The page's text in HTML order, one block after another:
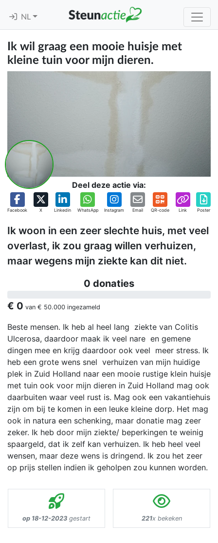
NL
Ik wil graag een mooie huisje met
kleine tuin voor mijn dieren.
Deel deze actie via:
Facebook X Linkedin WhatsApp Instagram Email QR-code Link Poster
Ik woon in een zeer slechte huis, met veel
overlast, ik zou graag willen verhuizen,
maar wegens mijn ziekte kan dit niet.
0 donaties
€ 0 van € 50.000 ingezameld
Beste mensen. Ik heb al heel lang ziekte van Colitis
Ulcerosa, daardoor maak ik veel nare en gemene
dingen mee en krijg daardoor ook veel meer stress. Ik
heb een grote wens snel verhuizen van mijn huidige
plek in Zuid Holland naar een mooie rustige klein huisje
met tuin ook voor mijn dieren in Zuid Holland mag ook
daarbuiten waar veel rust is. Mag ook een vakantiehuis
zijn om bij te komen in een leuke kleine dorp. Het mag
ook in natura een schenking, maar donatie mag zeer
zeker. Ik heb door mijn ziekte/ beperkingen te weinig
spaargeld, dat ik zelf kan verhuizen. Ik heb heel veel
wensen, maar deze wens is dringend. Ik zou het zeer
op prijs stellen indien ik geholpen zou kunnen worden.
op 18-12-2023 gestart 221x bekeken